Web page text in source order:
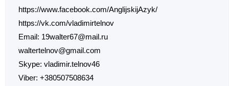
https://www.facebook.com/AnglijskijAzyk/
https://vk.com/vladimirtelnov
Email: 19walter67@mail.ru
waltertelnov@gmail.com
Skype: vladimir.telnov46
Viber: +380507508634